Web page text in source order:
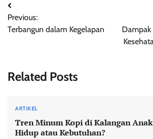
Post
navigation
Previous:
Terbangun dalam Kegelapan
Dampak
Related Posts
ARTIKEL
Tren Minum Kopi di Kalangan
Hidup atau Kebutuhan?